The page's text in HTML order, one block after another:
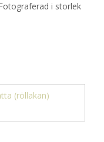
i storlek
(röllakan)